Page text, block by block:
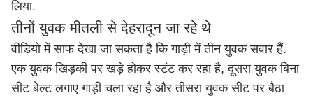
लिया.
तीनों युवक मीतली से देहरादून जा रहे थे
वीडियो में साफ देखा जा सकता है कि गाड़ी में तीन युवक सवार हैं.
एक युवक खिड़की पर खड़े होकर स्टंट कर रहा है, दूसरा युवक बिना
सीट बेल्ट लगाए गाड़ी चला रहा है और तीसरा युवक सीट पर बैठा